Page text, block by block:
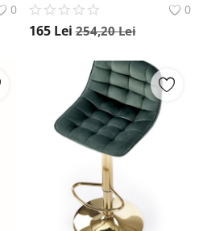
0
0
165 Lei 254,20Lei